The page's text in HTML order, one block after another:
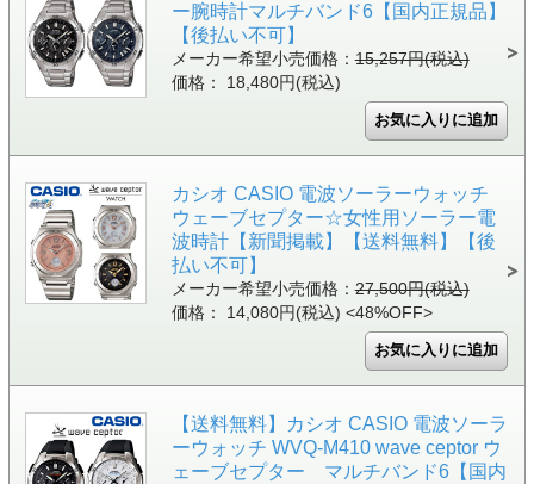
ー腕時計マルチバンド6【国内正規品】
【後払い不可】
メーカー希望小売価格：15,257円(税込)
価格： 18,480円(税込)
カシオ CASIO 電波ソーラーウォッチ
ウェーブセプター☆女性用ソーラー電
波時計【新聞掲載】【送料無料】【後
払い不可】
メーカー希望小売価格：27,500円(税込)
価格： 14,080円(税込) <48%OFF>
【送料無料】カシオ CASIO 電波ソーラ
ーウォッチ WVQ-M410 wave ceptor ウ
ェーブセプター マルチバンド6【国内